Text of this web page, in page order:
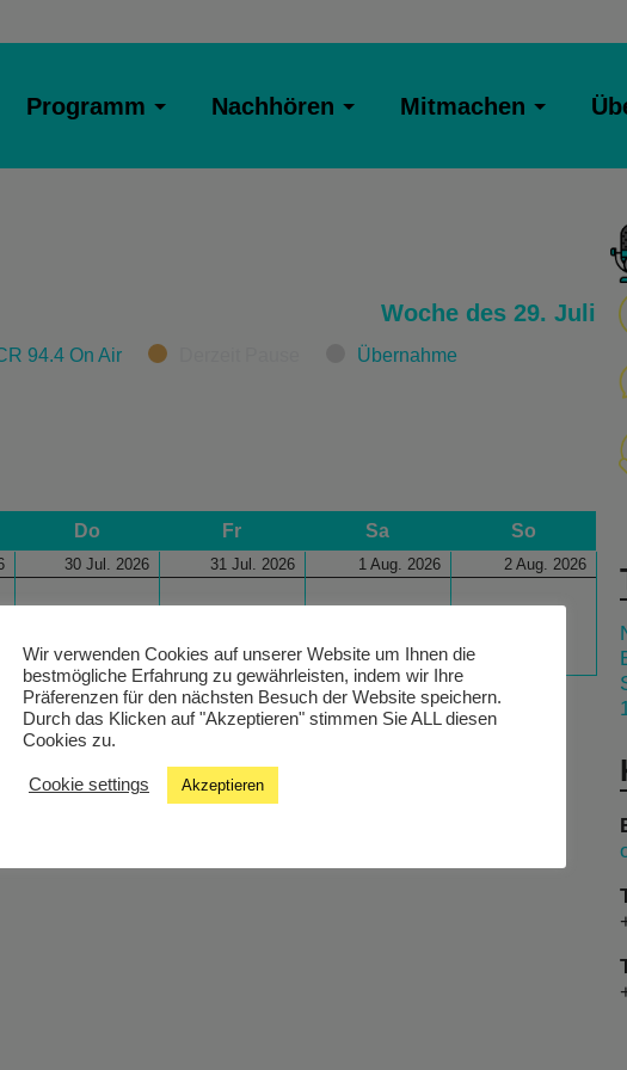
Programm Nachhören Mitmachen
Woche des 29. Juli
94.4 On Air Übernahme
Do Fr Sa So
30 Jul. 2026 31 Jul. 2026 1 Aug. 2026 2 Aug. 2026
Wir verwenden Cookies auf unserer Website um Ihnen die
bestmögliche Erfahrung zu gewährleisten, indem wir Ihre
Präferenzen für den nächsten Besuch der Website speichern.
Durch das Klicken auf "Akzeptieren" stimmen Sie ALL diesen
Cookies zu.
Cookie settings Akzeptieren